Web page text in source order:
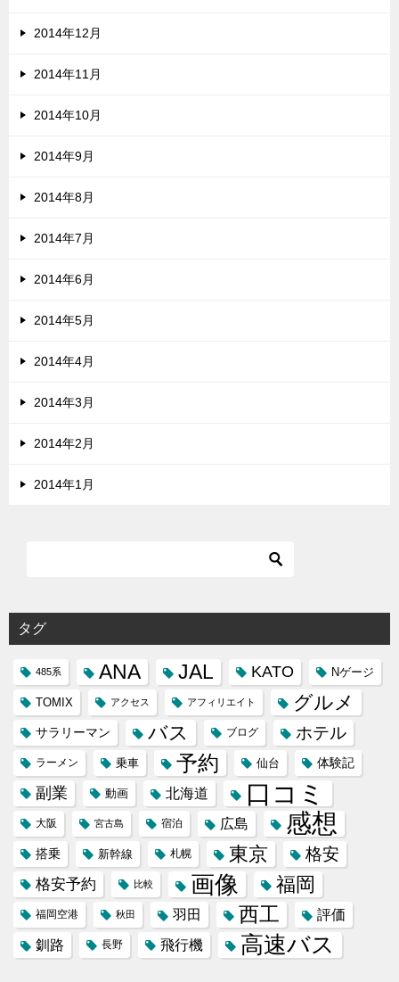
2014年12月
2014年11月
2014年10月
2014年9月
2014年8月
2014年7月
2014年6月
2014年5月
2014年4月
2014年3月
2014年2月
2014年1月
タグ
485系 ANA JAL KATO Nゲージ
TOMIX アクセス アフィリエイト グルメ
サラリーマン バス ブログ ホテル
ラーメン 乗車 予約 仙台 体験記
副業 動画 北海道 口コミ
大阪 宮古島 宿泊 広島 感想
搭乗 新幹線 札幌 東京 格安
格安予約 比較 画像 福岡
福岡空港 秋田 羽田 西工
評価
釧路
長野 飛行機 高速バス